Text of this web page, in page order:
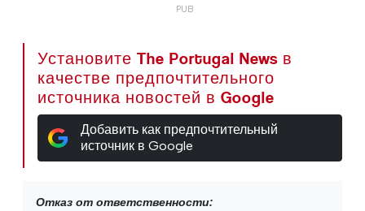
Установите The Portugal News в
качестве предпочтительного
источника новостей в Google
Добавить как предпочтительный
источник в Google
Отказ от ответственности: